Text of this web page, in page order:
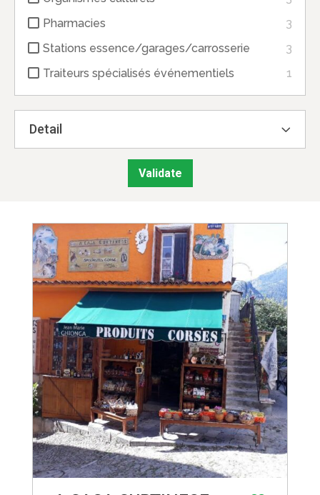
Pharmacies
3
Stations essence/garages/carrosserie
3
Traiteurs spécialisés événementiels
1
Detail
Validate